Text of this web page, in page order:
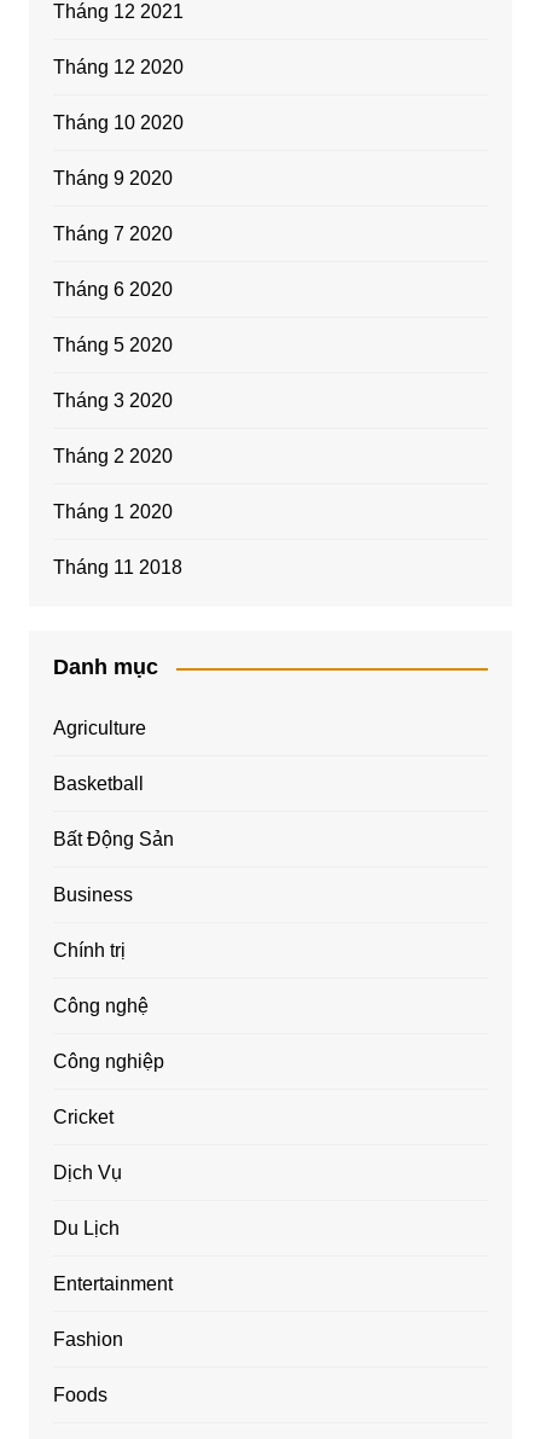
Tháng 12 2021
Tháng 12 2020
Tháng 10 2020
Tháng 9 2020
Tháng 7 2020
Tháng 6 2020
Tháng 5 2020
Tháng 3 2020
Tháng 2 2020
Tháng 1 2020
Tháng 11 2018
Danh mục
Agriculture
Basketball
Bất Động Sản
Business
Chính trị
Công nghệ
Công nghiệp
Cricket
Dịch Vụ
Du Lịch
Entertainment
Fashion
Foods